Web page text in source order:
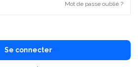
Mot de passe oublié ?
Se connecter